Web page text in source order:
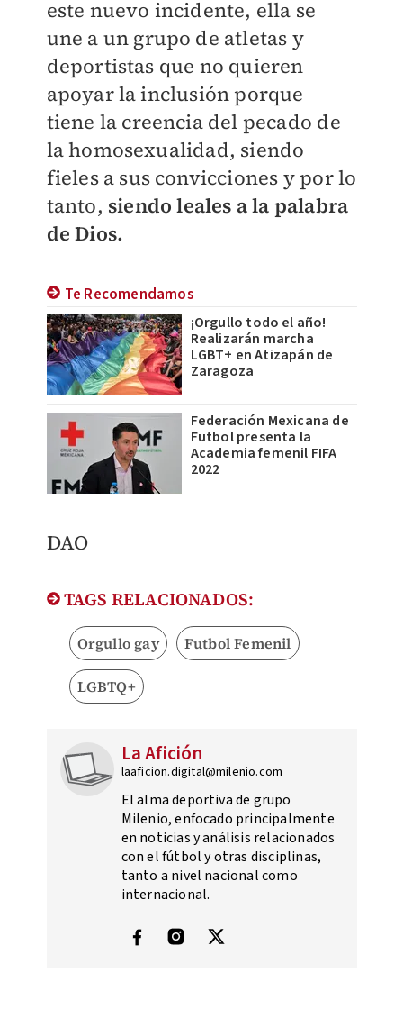
este nuevo incidente, ella se
une a un grupo de atletas y
deportistas que no quieren
apoyar la inclusión porque
tiene la creencia del pecado de
la homosexualidad, siendo
fieles a sus convicciones y por lo
tanto, siendo leales a la palabra
de Dios.
Te Recomendamos
¡Orgullo todo el año!
Realizarán marcha
LGBT+ en Atizapán de
Zaragoza
Federación Mexicana de
Futbol presenta la
Academia femenil FIFA
2022
DAO
TAGS RELACIONADOS:
Orgullo gay Futbol Femenil
LGBTQ+
La Afición
laaficion.digital@milenio.com
El alma deportiva de grupo
Milenio, enfocado principalmente
en noticias y análisis relacionados
con el fútbol y otras disciplinas,
tanto a nivel nacional como
internacional.